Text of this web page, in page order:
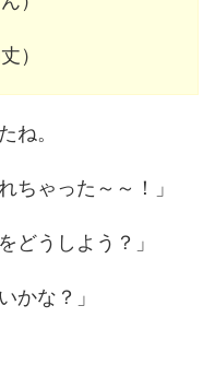
）
ね。
ちゃった～～！」
どうしよう？」
かな？」